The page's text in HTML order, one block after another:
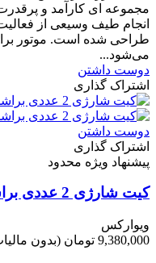
مجموعه ای کارآمد و
انجام طیف وسیعی از
طراحی شده است. موتور
می‌شود...
دوست داشتن
اشتراک گذاری
دوست داشتن
اشتراک گذاری
پیشنهاد ویژه محدود
کیت شارژی 2 عددی براشلس ویوارکس VR2402-BCK
ویوارکس
9,380,000 تومان
(بدون